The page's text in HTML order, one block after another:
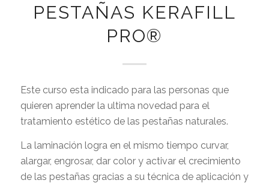
PESTAÑAS KERAFILL
PRO®
Este curso esta indicado para las personas que
quieren aprender la ultima novedad para el
tratamiento estético de las pestañas naturales.
La laminación logra en el mismo tiempo curvar,
alargar, engrosar, dar color y activar el crecimiento
de las pestañas gracias a su técnica de aplicación y